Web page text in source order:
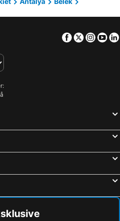
Papillon Zeugma Relaxury
Belconti Resort Hotel
Belek Beach Resort Hotel
Facebook
Twitter